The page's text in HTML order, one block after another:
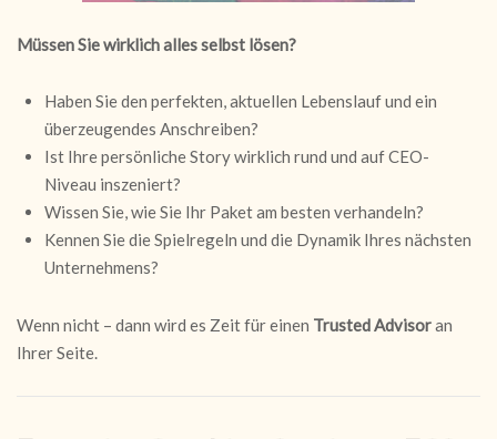
Müssen Sie wirklich alles selbst lösen?
Haben Sie den perfekten, aktuellen Lebenslauf und ein
überzeugendes Anschreiben?
Ist Ihre persönliche Story wirklich rund und auf CEO-
Niveau inszeniert?
Wissen Sie, wie Sie Ihr Paket am besten verhandeln?
Kennen Sie die Spielregeln und die Dynamik Ihres nächsten
Unternehmens?
Wenn nicht – dann wird es Zeit für einen Trusted Advisoran
Ihrer Seite.